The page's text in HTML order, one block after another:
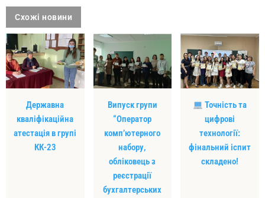
Схожі новини
Державна
кваліфікаційна
атестація в групі
КК-23
Випуск групи
“Оператор
комп’ютерного
набору,
обліковець з
реєстрації
бухгалтерських
Точність та
цифрові
технології:
фінальний іспит
складено!